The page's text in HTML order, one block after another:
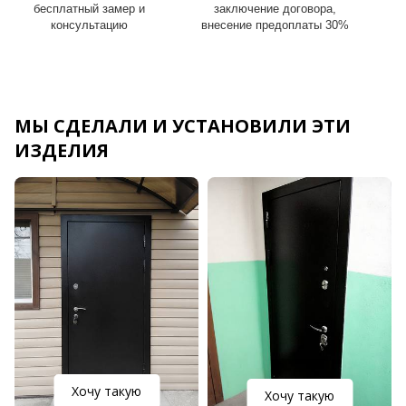
бесплатный замер и
консультацию
заключение договора,
внесение предоплаты 30%
МЫ СДЕЛАЛИ И УСТАНОВИЛИ ЭТИ
ИЗДЕЛИЯ
Хочу такую Хочу такую